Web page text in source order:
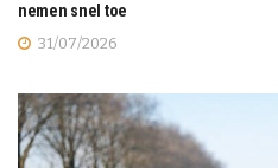
nemen snel toe
31/07/2026